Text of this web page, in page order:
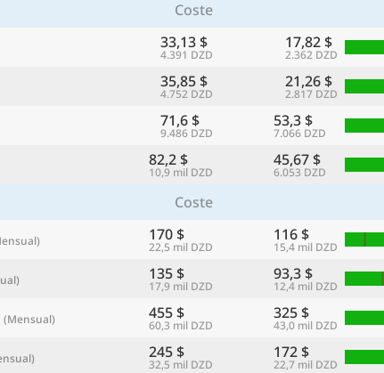
Coste
33,13 $
4.391 DZD
17,82 $
2.362 DZD
35,85 $
4.752 DZD
21,26 $
2.817 DZD
71,6 $
9.486 DZD
53,3 $
7.066 DZD
82,2 $
10,9 mil DZD
45,67 $
6.053 DZD
Coste
170 $
22,5 mil DZD
116 $
15,4 mil DZD
135 $
17,9 mil DZD
93,3 $
12,4 mil DZD
(Mensual) 455 $
60,3 mil DZD
325 $
43,0 mil DZD
245 $
32,5 mil DZD
172 $
22,7 mil DZD